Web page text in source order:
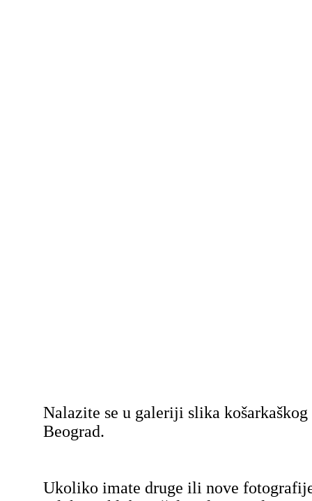
Nalazite se u galeriji slika
Beograd.
Ukoliko imate druge ili nove